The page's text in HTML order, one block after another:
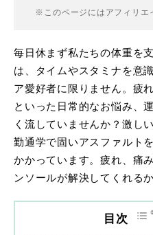
※このページにはアフィリエ
毎日休まず私たちの体重を
は、タイムやスタミナを意
ア愛好者に限りません。疲
といった日常的なお悩み、
く流していませんか？激し
勤通学で固いアスファルト
かかっています。疲れ、痛
ンソールが解決してくれる
目次